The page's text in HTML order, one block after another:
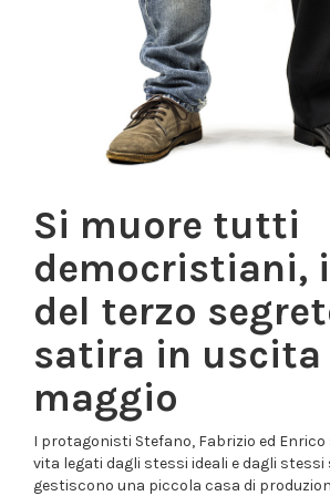
Si muore tutti
democristiani,
del terzo
satira in uscita
maggio
I protagonisti Stefano, Fabrizio ed Enrico
vita legati dagli stessi ideali e dagli stessi
gestiscono una piccola casa di